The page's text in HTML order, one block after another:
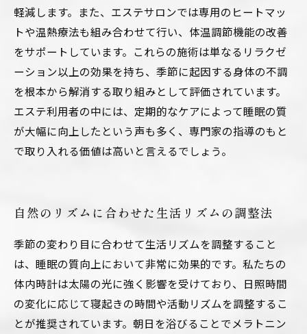
軽減します。また、エステサロンでは専用のヒートマッ
トや温熱療法も組み合わせて行い、体温調節機能の改善
をサポートしています。これらの施術は単なるリラクゼ
ーション以上の効果を持ち、季節に起因する身体の不調
を根本から解消する取り組みとして評価されています。
エステ利用者の中には、定期的なケアによって睡眠の質
が大幅に向上したという声も多く、専門家の指導のもと
で取り入れる価値は高いと言えるでしょう。
自然のリズムに合わせた生活リズムの調整法
季節の変わり目に合わせて生活リズムを調整すること
は、睡眠の質向上において非常に効果的です。私たちの
体内時計は太陽の光に強く影響を受けており、日照時間
の変化に応じて寝起きの時間や活動リズムを調整するこ
とが推奨されています。朝日を浴びることでメラトニン